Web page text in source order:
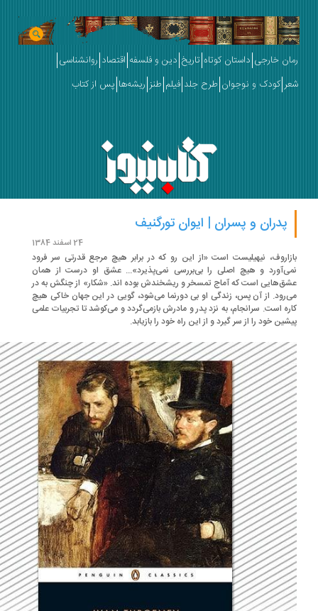
خارجی داستان کوتاه تاریخ دین و فلسفه اقتصاد روانشناسی
کودک و نوجوان طرح جلد فیلم طنز ریشه‌ها پس از کتاب
پدران و پسران | ایوان تورگنیف
نیهیلیست است «از این رو که در برابر هیچ مرجع قدرتی سر فرود
و هیچ اصلی را بی‌بررسی نمی‌پذیرد»... عشق او درست از همان
است که آماج تمسخر و ریشخندش بوده اند. «شکار» از چنگش به در
از آن پس،‌ زندگی او بی دورنما می‌شود، ‌گویی در این جهان خاکی هیچ
است. سرانجام، ‌به نزد پدر و مادرش بازمی‌گردد و می‌کوشد تا تجربیات علمی
خود را از سر گیرد و از این راه خود را بازیابد.